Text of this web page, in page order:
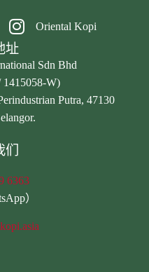
Oriental Kopi
址
Sdn Bhd
1415058-W)
Putra, 47130
6363
）